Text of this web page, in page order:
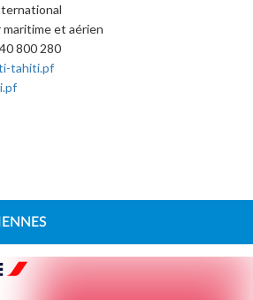
et aérien
800 280
tahiti.pf